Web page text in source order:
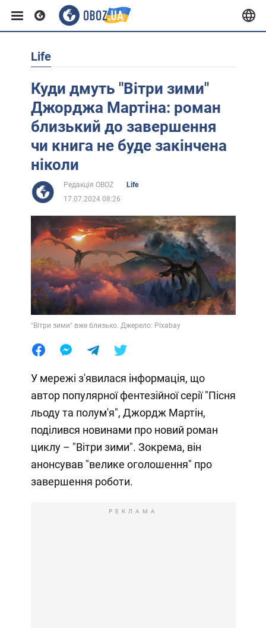
Європа
Африка
Життя
Лайфхаки
Life
Куди дмуть "Вітри зими"
Джорджа Мартіна: роман
близький до завершення
чи книга не буде закінчена
ніколи
Редакція OBOZ
Life
17.07.2024 08:26
"Вітри зими" вже близько. Джерело: Pixabay
У мережі з'явилася інформація, що
автор популярної фентезійної серії "Пісня
льоду та полум'я", Джордж Мартін,
поділився новинами про новий роман
циклу – "Вітри зими". Зокрема, він
анонсував "велике оголошення" про
завершення роботи.
РЕКЛАМА